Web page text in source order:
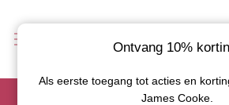
Scoor je favoriete tapasservies nu
Ontvang 10%
Als eerste toegang tot acties en
James Cooke.